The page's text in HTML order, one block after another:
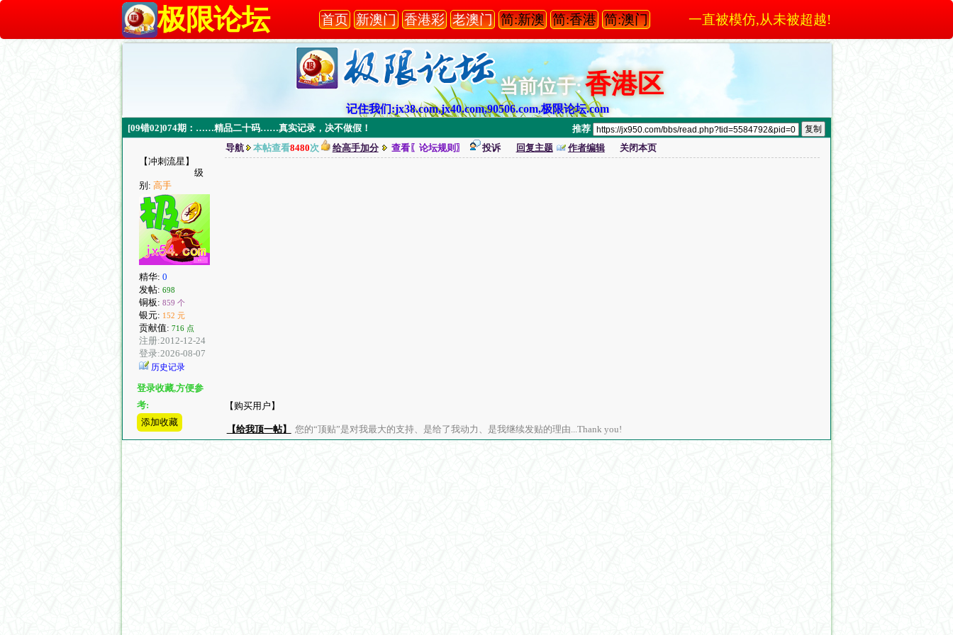
极限论坛 首页 新澳门 香港彩 老澳门 简:新澳 简:香港 简:澳门 一直被模仿,从未被超越!
当前位于:香港区
记住我们:jx38.com,jx40.com,90506.com,极限论坛.com
[09错02]074期：……精品二十码……真实记录，决不做假！ 推荐
【冲刺流星】
级
别: 高手
精华: 0
发帖: 698
铜板: 859 个
银元: 152 元
贡献值: 716 点
注册:2012-12-24
登录:2026-08-07
历史记录
登录收藏,方便参
考:
添加收藏
导航 本帖查看8480次 给高手加分 查看〖论坛规则〗 投诉 回复主题 作者编辑 关闭本页
【购买用户】
【给我顶一帖】 您的“顶贴”是对我最大的支持、是给了我动力、是我继续发贴的理由...Thank you!